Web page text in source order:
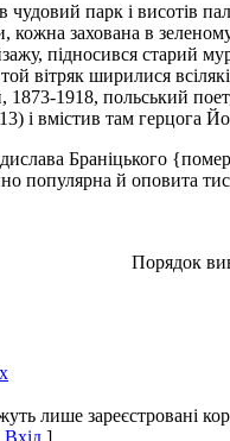
парк і висотів
кожна захована в
підносився старий
вітряк ширилися
1918, польський поет,
і вмістив там герцога
Браніцького
популярна й оповита
Порядок
лише зареєстровані
Вхід ]